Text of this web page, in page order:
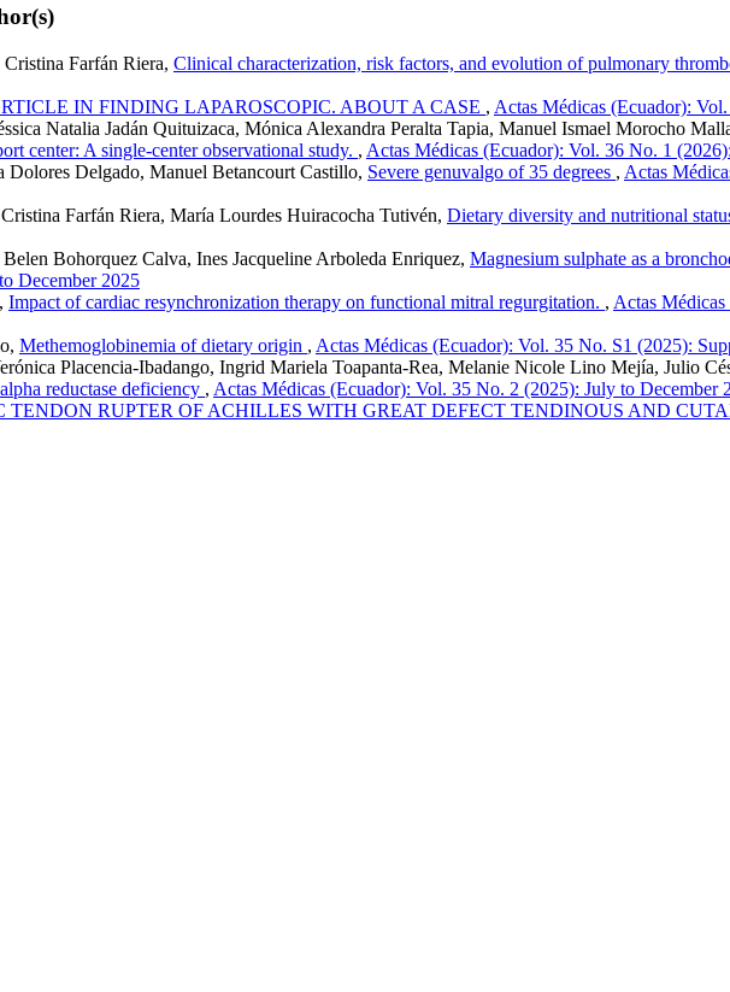
Farfán Riera, Clinical characterization, risk factors, and evolution of pulmonary
IN FINDING LAPAROSCOPIC. ABOUT A CASE , Actas Médicas (Ecuador):
Natalia Jadán Quituizaca, Mónica Alexandra Peralta Tapia, Manuel Ismael Morocho
center: A single-center observational study. , Actas Médicas (Ecuador): Vol. 36 No. 1
Delgado, Manuel Betancourt Castillo, Severe genuvalgo of 35 degrees , Actas
Farfán Riera, María Lourdes Huiracocha Tutivén, Dietary diversity and nutritional
Bohorquez Calva, Ines Jacqueline Arboleda Enriquez, Magnesium sulphate as a
December 2025
Impact of cardiac resynchronization therapy on functional mitral regurgitation. , Actas
Methemoglobinemia of dietary origin , Actas Médicas (Ecuador): Vol. 35 No. S1 (2025):
Placencia-Ibadango, Ingrid Mariela Toapanta-Rea, Melanie Nicole Lino Mejía, Julio
reductase deficiency , Actas Médicas (Ecuador): Vol. 35 No. 2 (2025): July to December
TENDON RUPTER OF ACHILLES WITH GREAT DEFECT TENDINOUS AND